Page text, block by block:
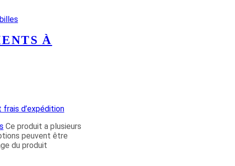
À
d’expédition
Ce produit a plusieurs
peuvent être
du produit